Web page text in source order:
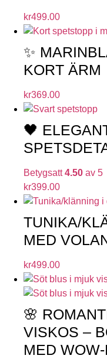
kr499.00
✨
KORT ÄRM
kr369.00
🖤
Betygsatt4.50 av 5
kr399.00
TUNIKA/
MED
kr499.00
🌸
VISKOS –
MED